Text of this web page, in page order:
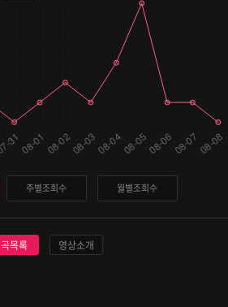
주별조회수 월별조회수
곡목록 영상소개